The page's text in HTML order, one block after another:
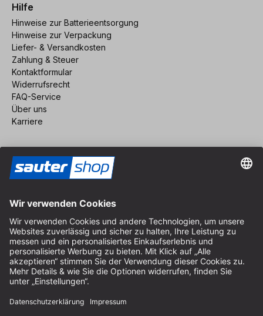
Hilfe
Hinweise zur Batterieentsorgung
Hinweise zur Verpackung
Liefer- & Versandkosten
Zahlung & Steuer
Kontaktformular
Widerrufsrecht
FAQ-Service
Über uns
Karriere
Impressum
AGB
Datenschutz
Cookie-Einstellungen
© 2026 sauter GmbH